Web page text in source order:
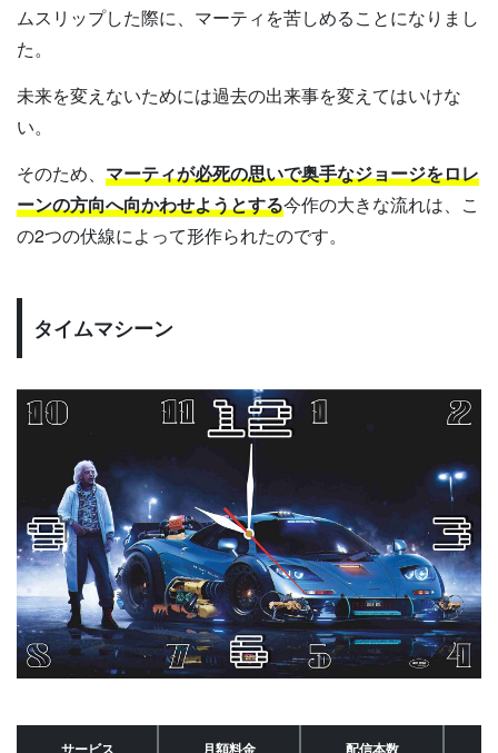
ムスリップした際に、マーティを苦しめることになりまし
た。
未来を変えないためには過去の出来事を変えてはいけな
い。
そのため、 マーティが必死の思いで奥手なジョージをロレ
ーンの方向へ向かわせようとする今作の大きな流れは、こ
の2つの伏線によって形作られたのです。
タイムマシーン
サービス 月額料金 配信本数